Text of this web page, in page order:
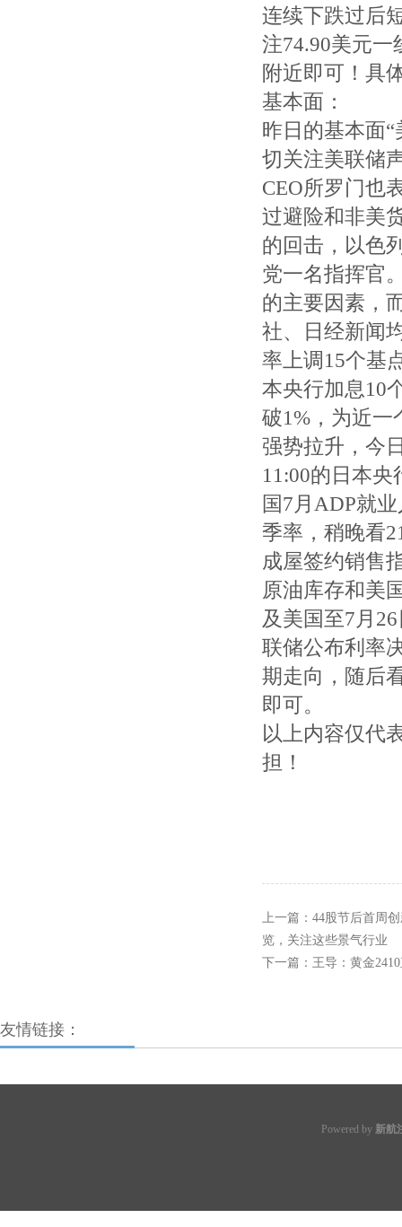
连续下跌过后
注74.90美元
附近即可！具
基本面：
昨日的基本面
切关注美联储
CEO所罗门也
过避险和非美
的回击，以色
党一名指挥官
的主要因素，
社、日经新闻
率上调15个基
本央行加息10
破1%，为近一
强势拉升，今
11:00的日本
国7月ADP就
季率，稍晚看
成屋签约销售
原油库存和美
及美国至7月
联储公布利率
期走向，随后
即可。
以上内容仅代
担！
上一篇： 44股节后首周
览，关注这些景气行业
下一篇： 王导：黄金
友情链接：
Powered by 新航